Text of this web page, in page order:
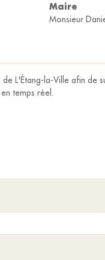
Maire
Monsieur
L'Étang-la-Ville afin de
temps réel.